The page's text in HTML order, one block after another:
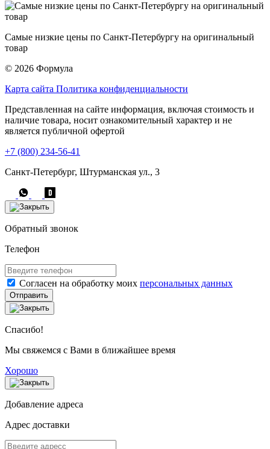
Самые низкие цены по Санкт-Петербургу на оригинальный
товар
© 2026 Формула
Карта сайта Политика конфиденциальности
Представленная на сайте информация, включая стоимость и
наличие товара, носит ознакомительный характер и не
является публичной офертой
+7 (800) 234-56-41
Санкт-Петербург, Штурманская ул., 3
Обратный звонок
Телефон
Согласен на обработку моих персональных данных
Отправить
Спасибо!
Мы свяжемся с Вами в ближайшее время
Хорошо
Добавление адреса
Адрес доставки